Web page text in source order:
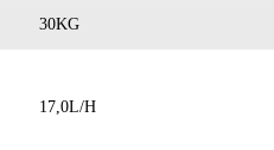
30KG
17,0L/H